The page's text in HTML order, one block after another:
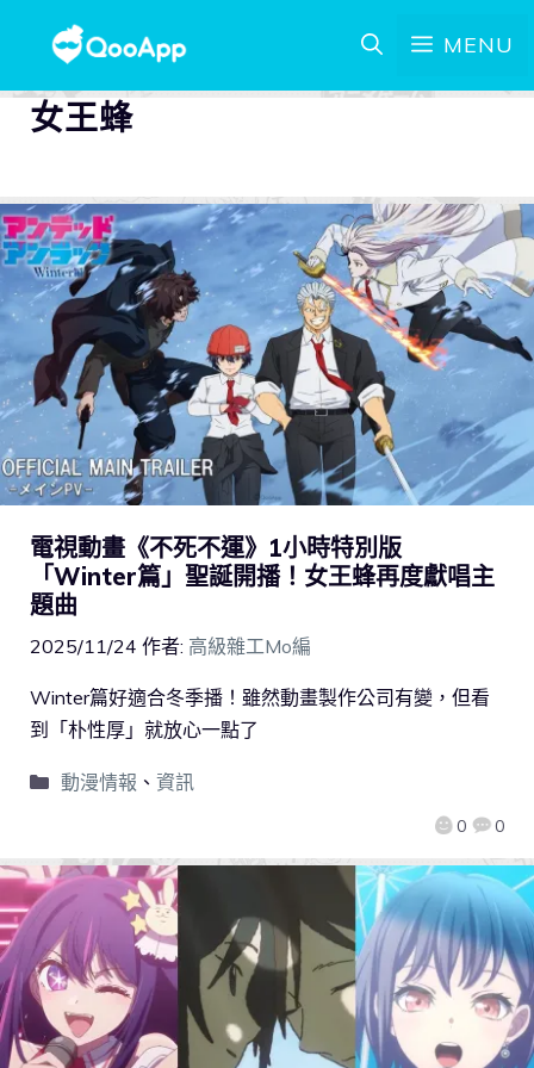
MENU
女王蜂
電視動畫《不死不運》1小時特別版
「Winter篇」聖誕開播！女王蜂再度獻唱主
題曲
2025/11/24 作者: 高級雜工Mo編
0 0
Winter篇好適合冬季播！雖然動畫製作公司有變，但看
到「朴性厚」就放心一點了
動漫情報 、 資訊